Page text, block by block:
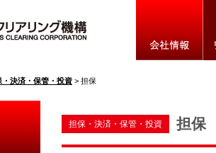
・決済・保管・投資 > 担保
担保・決済・保管・投資 担保